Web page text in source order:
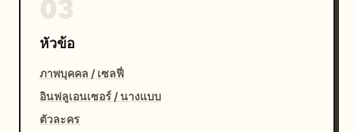
หัวข้อ
ภาพบุคคล / เซลฟี่
อินฟลูเอนเซอร์ / นางแบบ
ตัวละคร